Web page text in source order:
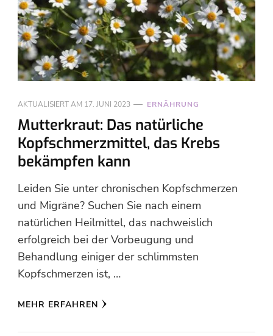
AKTUALISIERT AM 17. JUNI 2023 ERNÄHRUNG
Mutterkraut: Das natürliche
Kopfschmerzmittel, das Krebs
bekämpfen kann
Leiden Sie unter chronischen Kopfschmerzen
und Migräne? Suchen Sie nach einem
natürlichen Heilmittel, das nachweislich
erfolgreich bei der Vorbeugung und
Behandlung einiger der schlimmsten
Kopfschmerzen ist, …
MEHR ERFAHREN